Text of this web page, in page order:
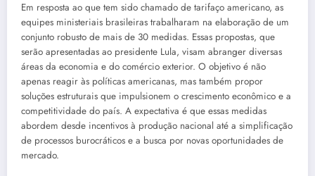
Em resposta ao que tem sido chamado de tarifaço americano, as
equipes ministeriais brasileiras trabalharam na elaboração de um
conjunto robusto de mais de 30 medidas. Essas propostas, que
serão apresentadas ao presidente Lula, visam abranger diversas
áreas da economia e do comércio exterior. O objetivo é não
apenas reagir às políticas americanas, mas também propor
soluções estruturais que impulsionem o crescimento econômico e a
competitividade do país. A expectativa é que essas medidas
abordem desde incentivos à produção nacional até a simplificação
de processos burocráticos e a busca por novas oportunidades de
mercado.